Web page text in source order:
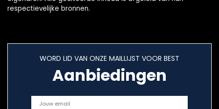
respectievelijke bronnen.
WORD LID VAN ONZE MAILLIJST VOOR BEST
Aanbiedingen